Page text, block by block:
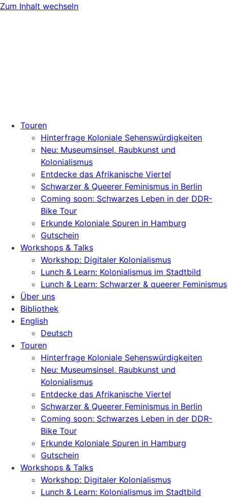
Zum Inhalt wechseln
Touren
Hinterfrage Koloniale Sehenswürdigkeiten
Neu: Museumsinsel, Raubkunst und
Kolonialismus
Entdecke das Afrikanische Viertel
Schwarzer & Queerer Feminismus in Berlin
Coming soon: Schwarzes Leben in der DDR-
Bike Tour
Erkunde Koloniale Spuren in Hamburg
Gutschein
Workshops & Talks
Workshop: Digitaler Kolonialismus
Lunch & Learn: Kolonialismus im Stadtbild
Lunch & Learn: Schwarzer & queerer Feminismus
Über uns
Bibliothek
English
Deutsch
Touren
Hinterfrage Koloniale Sehenswürdigkeiten
Neu: Museumsinsel, Raubkunst und
Kolonialismus
Entdecke das Afrikanische Viertel
Schwarzer & Queerer Feminismus in Berlin
Coming soon: Schwarzes Leben in der DDR-
Bike Tour
Erkunde Koloniale Spuren in Hamburg
Gutschein
Workshops & Talks
Workshop: Digitaler Kolonialismus
Lunch & Learn: Kolonialismus im Stadtbild